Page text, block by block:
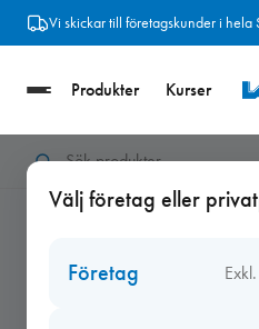
Hoppa
Vi skickar till företagskunder i hela
Produkter Kurser
Välj företag eller
Företag
Hem